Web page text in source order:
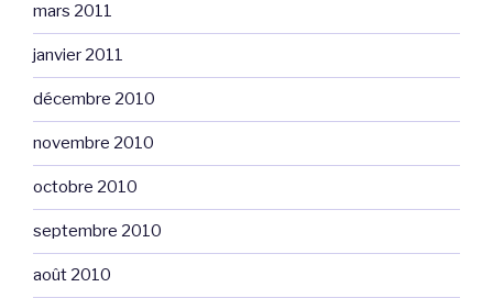
mars 2011
janvier 2011
décembre 2010
novembre 2010
octobre 2010
septembre 2010
août 2010